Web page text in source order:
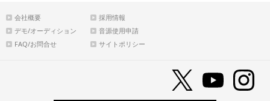
会社概要
採用情報
デモ/オーディション
音源使用申請
FAQ/お問合せ
サイトポリシー